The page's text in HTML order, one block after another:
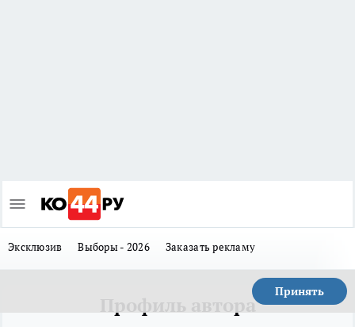
Эксклюзив Выборы - 2026 Заказать рекламу
Принять
Профиль автора